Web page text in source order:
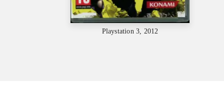
Playstation 3, 2012